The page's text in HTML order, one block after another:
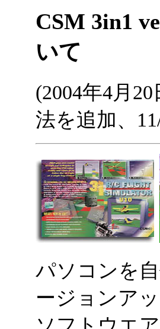
CSM 3in1
いて
(2004年4月
法を追加、
パソコンを
ージョンア